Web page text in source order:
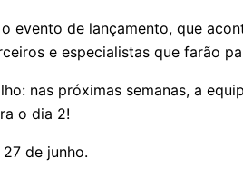
evento de lançamento, que
e especialistas que farão
nas próximas semanas, a
o dia 2!
de junho.